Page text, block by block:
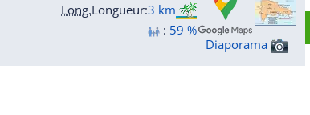
Long.Longueur:3 km
: 59 %
Diaporama